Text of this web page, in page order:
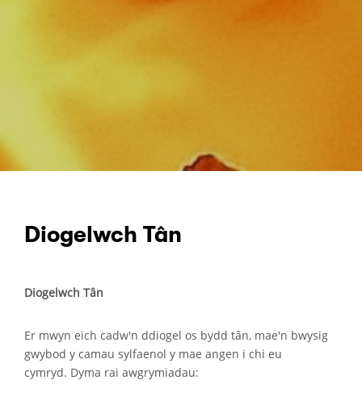
Diogelwch Tân
Diogelwch Tân
Er mwyn eich cadw'n ddiogel os bydd tân, mae'n bwysig
gwybod y camau sylfaenol y mae angen i chi eu
cymryd. Dyma rai awgrymiadau: